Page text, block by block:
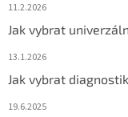
11.2.2026
Jak vybrat
13.1.2026
Jak vybrat
19.6.2025